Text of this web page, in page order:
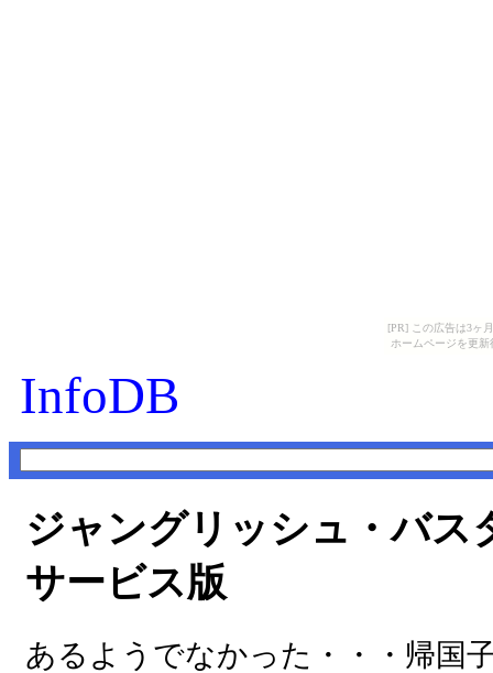
[PR] この広告は3ヶ
ホームページを更
InfoDB
ジャングリッシュ・バ
サービス版
あるようでなかった・・・帰国